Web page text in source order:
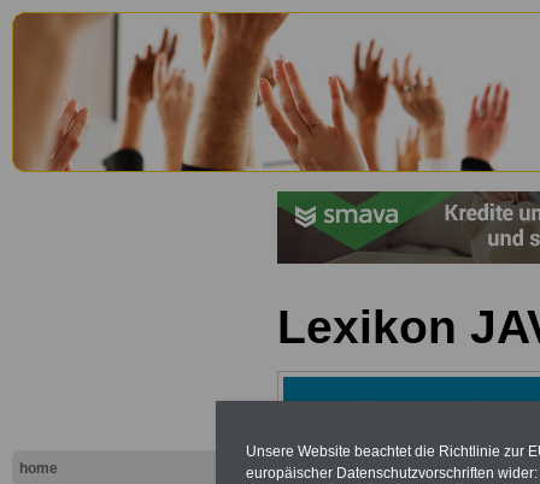
home
Lexikon
Unsere Website beachtet die Richtlinie zur
europäischer Datenschutzvorschriften